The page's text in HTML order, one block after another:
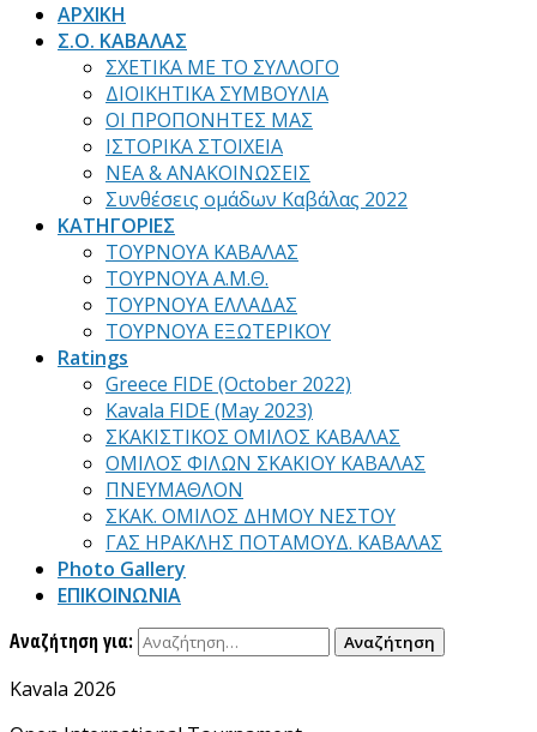
ΑΡΧΙΚΗ
Σ.Ο. ΚΑΒΑΛΑΣ
ΣΧΕΤΙΚΑ ΜΕ ΤΟ ΣΥΛΛΟΓΟ
ΔΙΟΙΚΗΤΙΚΑ ΣΥΜΒΟΥΛΙΑ
ΟΙ ΠΡΟΠΟΝΗΤΕΣ ΜΑΣ
ΙΣΤΟΡΙΚΑ ΣΤΟΙΧΕΙΑ
ΝΕΑ & ΑΝΑΚΟΙΝΩΣΕΙΣ
Συνθέσεις ομάδων Καβάλας 2022
ΚΑΤΗΓΟΡΙΕΣ
ΤΟΥΡΝΟΥΑ ΚΑΒΑΛΑΣ
ΤΟΥΡΝΟΥΑ Α.Μ.Θ.
ΤΟΥΡΝΟΥΑ ΕΛΛΑΔΑΣ
ΤΟΥΡΝΟΥΑ ΕΞΩΤΕΡΙΚΟΥ
Ratings
Greece FIDE (October 2022)
Kavala FIDE (May 2023)
ΣΚΑΚΙΣΤΙΚΟΣ ΟΜΙΛΟΣ ΚΑΒΑΛΑΣ
ΟΜΙΛΟΣ ΦΙΛΩΝ ΣΚΑΚΙΟΥ ΚΑΒΑΛΑΣ
ΠΝΕΥΜΑΘΛΟΝ
ΣΚΑΚ. ΟΜΙΛΟΣ ΔΗΜΟΥ ΝΕΣΤΟΥ
ΓΑΣ ΗΡΑΚΛΗΣ ΠΟΤΑΜΟΥΔ. ΚΑΒΑΛΑΣ
Photo Gallery
ΕΠΙΚΟΙΝΩΝΙΑ
Αναζήτηση για:
Kavala 2026